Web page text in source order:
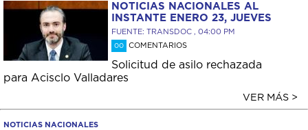
NOTICIAS NACIONALES AL
INSTANTE ENERO 23, JUEVES
FUENTE: TRANSDOC , 04:00 PM
00 COMENTARIOS
Solicitud de asilo rechazada
para Acisclo Valladares
VER MÁS >
NOTICIAS NACIONALES